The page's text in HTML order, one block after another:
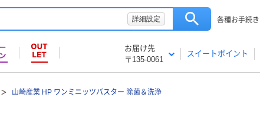
詳細設定 各種お手続き
お届け先
〒135-0061
スイートポイント
山崎産業 HP ワンミニッツバスター 除菌＆洗浄